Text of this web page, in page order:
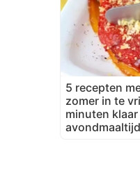
5 recepten
zomer in te
minuten